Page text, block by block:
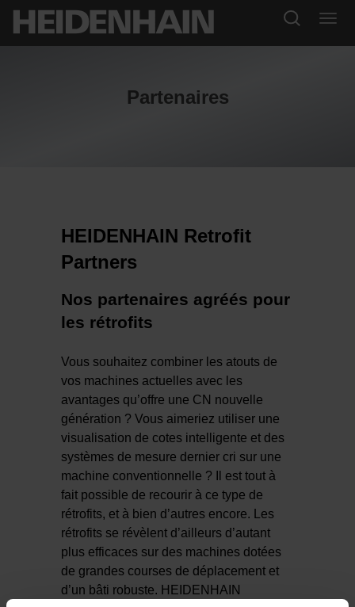
Partenaires
HEIDENHAIN Retrofit
Partners
Nos partenaires agréés pour
les rétrofits
Vous souhaitez combiner les atouts de
vos machines actuelles avec les
avantages qu’offre une CN nouvelle
génération ? Vous aimeriez utiliser une
visualisation de cotes intelligente et des
systèmes de mesure dernier cri sur une
machine conventionnelle ? Il est tout à
fait possible de recourir à ce type de
rétrofits, et à bien d’autres encore. Les
rétrofits se révèlent d’ailleurs d’autant
plus efficaces sur des machines dotées
de grandes courses de déplacement et
d’un bâti robuste. HEIDENHAIN